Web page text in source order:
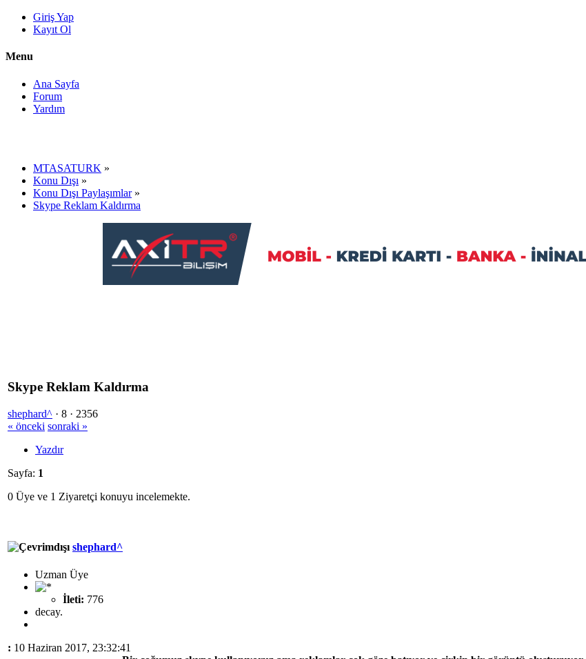
Giriş Yap
Kayıt Ol
Menu
Ana Sayfa
Forum
Yardım
MTASATURK »
Konu Dışı »
Konu Dışı Paylaşımlar»
Skype Reklam Kaldırma
Skype Reklam Kaldırma
shephard^ · 8 · 2356
« önceki sonraki »
Yazdır
Sayfa: 1
0 Üye ve 1 Ziyaretçi konuyu incelemekte.
shephard^
Uzman Üye
İleti: 776
decay.
: 10 Haziran 2017, 23:32:41